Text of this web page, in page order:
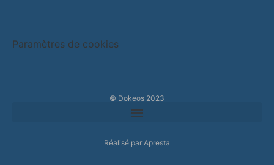
Paramètres de cookies
© Dokeos 2023
Réalisé par Apresta